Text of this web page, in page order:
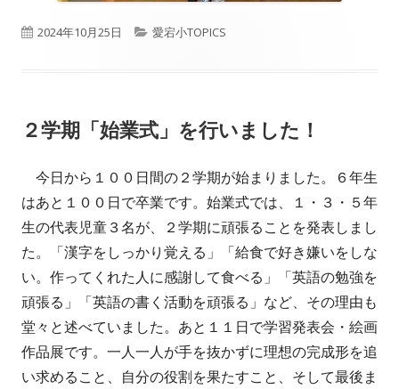
公
2024年10月25日
カ
リ
愛宕小TOPICS
２学期「始業式」を行いました！
今日から１００日間の２学期が始まりました。６年生
はあと１００日で卒業です。始業式では、１・３・５年
生の代表児童３名が、２学期に頑張ることを発表しまし
た。「漢字をしっかり覚える」「給食で好き嫌いをしな
い。作ってくれた人に感謝して食べる」「英語の勉強を
頑張る」「英語の書く活動を頑張る」など、その理由も
堂々と述べていました。あと１１日で学習発表会・絵画
作品展です。一人一人が手を抜かずに理想の完成形を追
い求めること、自分の役割を果たすこと、そして最後ま